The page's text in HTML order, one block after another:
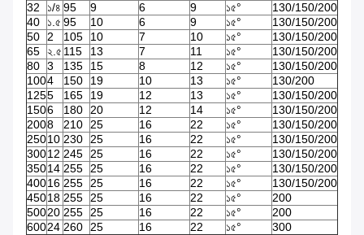
32
১/৪ 95 9 6 9 ১৫°
130/150/200
40
১.৫ 95 10 6 9 ১৫°
130/150/200
50 2 105 10 7 10 ১৫°
130/150/200
65 ২.৫ 115 13 7 11 ১৫°
130/150/200
80 3 135 15 8 12 ১৫°
130/150/200
1004 150 19 10 13 ১৫°
130/200
1255 165 19 12 13 ১৫°
130/150/200
1506 180 20 12 14 ১৫°
130/150/200
2008 210 25 16 22 ১৫°
130/150/200
25010 230 25 16 22 ১৫°
130/150/200
30012 245 25 16 22 ১৫°
130/150/200
35014 255 25 16 22 ১৫°
130/150/200
40016 255 25 16 22 ১৫°
130/150/200
45018 255 25 16 22 ১৫°
200
50020 255 25 16 22 ১৫°
200
60024 260 25 16 22 ১৫° 300